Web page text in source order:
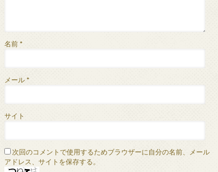
名前 *
メール *
サイト
次回のコメントで使用するためブラウザーに自分の名前、メール
アドレス、サイトを保存する。